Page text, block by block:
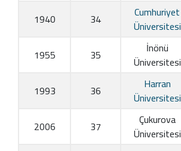
Cumhuriyet
Üniversitesi
34
1940
İnönü
Üniversitesi
35
1955
Harran
Üniversitesi
36
1993
Çukurova
Üniversitesi
37
2006